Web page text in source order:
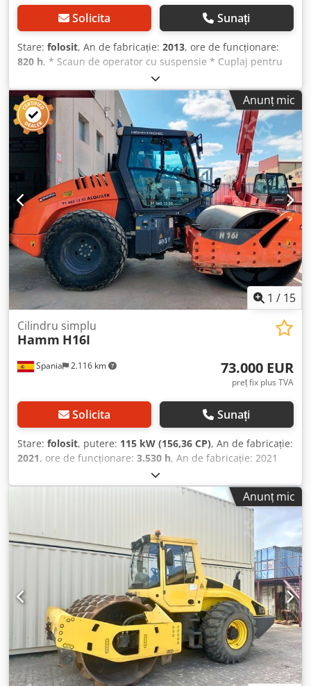
Solicita Sunați
Stare: folosit, An de fabricație: 2013, ore de funcționare:
820 h, * Scaun de operator cu suspensie * Cuplaj pentru
manevrare ----Suprastructură: Motor: Kohler, 3 cilindri
diesel, 16,8 kW, tracțiune hidrostatică, lățime bandaje 900
mm, protecție rabatabilă împotriva răsturnării Vânzare
exclusiv către comercianți. LA EXPORT SE PLĂTEȘTE DOAR
PREȚUL NET!!!!! TOATE INFORMAȚIILE SUNT FĂRĂ
GARANȚIE, INCLUSIV DOTĂRI ȘI ACCESORII. Baza pentru
toate contractele de vânzare, facturi, proforme, comenzi și
discuții de vânzare sunt Termenii și Condițiile Generale
(vezi secțiunea 'Impressum'). Dsdpfomczgkox Akbock
Anunț mic
1 / 15
Spania 2.116 km
Cilindru simplu
Hamm H16I
73.000 EUR
preț fix plus TVA
Solicita Sunați
Stare: folosit, putere: 115 kW (156,36 CP), An de fabricație:
2021, ore de funcționare: 3.530 h, An de fabricație: 2021
Dedpoxb Aymsfx Akbjck Greutate goală: 16.000 kg
Dimensiuni (L x l x Î): 595 x 231 x 296 cm Tip motor: Deutz
Anunț mic